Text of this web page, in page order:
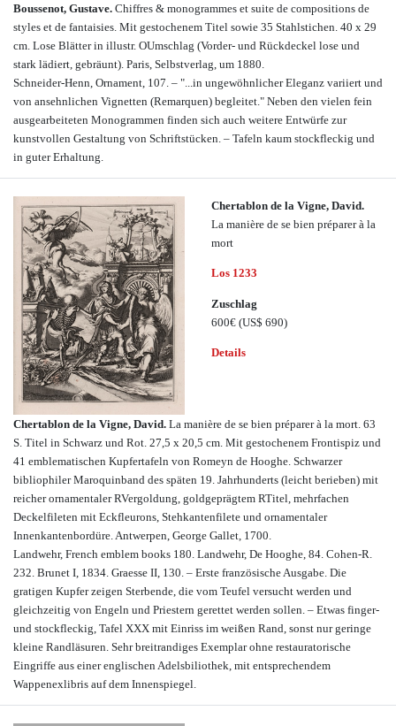
Boussenot, Gustave. Chiffres & monogrammes et suite de compositions de
styles et de fantaisies. Mit gestochenem Titel sowie 35 Stahlstichen. 40 x 29
cm. Lose Blätter in illustr. OUmschlag (Vorder- und Rückdeckel lose und
stark lädiert, gebräunt). Paris, Selbstverlag, um 1880.
Schneider-Henn, Ornament, 107. – "...in ungewöhnlicher Eleganz variiert und
von ansehnlichen Vignetten (Remarquen) begleitet." Neben den vielen fein
ausgearbeiteten Monogrammen finden sich auch weitere Entwürfe zur
kunstvollen Gestaltung von Schriftstücken. – Tafeln kaum stockfleckig und
in guter Erhaltung.
Chertablon de la Vigne, David.
La manière de se bien préparer à la
mort
Los 1233
Zuschlag
600€ (US$ 690)
Details
Chertablon de la Vigne, David. La manière de se bien préparer à la mort. 63
S. Titel in Schwarz und Rot. 27,5 x 20,5 cm. Mit gestochenem Frontispiz und
41 emblematischen Kupfertafeln von Romeyn de Hooghe. Schwarzer
bibliophiler Maroquinband des späten 19. Jahrhunderts (leicht berieben) mit
reicher ornamentaler RVergoldung, goldgeprägtem RTitel, mehrfachen
Deckelfileten mit Eckfleurons, Stehkantenfilete und ornamentaler
Innenkantenbordüre. Antwerpen, George Gallet, 1700.
Landwehr, French emblem books 180. Landwehr, De Hooghe, 84. Cohen-R.
232. Brunet I, 1834. Graesse II, 130. – Erste französische Ausgabe. Die
gratigen Kupfer zeigen Sterbende, die vom Teufel versucht werden und
gleichzeitig von Engeln und Priestern gerettet werden sollen. – Etwas finger-
und stockfleckig, Tafel XXX mit Einriss im weißen Rand, sonst nur geringe
kleine Randläsuren. Sehr breitrandiges Exemplar ohne restauratorische
Eingriffe aus einer englischen Adelsbiliothek, mit entsprechendem
Wappenexlibris auf dem Innenspiegel.